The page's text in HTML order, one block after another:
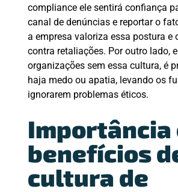
compliance ele sentirá confiança
canal de denúncias e reportar o
a empresa valoriza essa postura e
contra retaliações. Por outro lado,
organizações sem essa cultura, é
haja medo ou apatia, levando os
ignorarem problemas éticos.
Importância
benefícios
cultura de